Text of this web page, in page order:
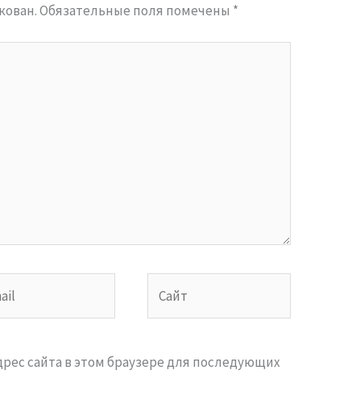
Обязательные поля помечены *
сайта в этом браузере для последующих